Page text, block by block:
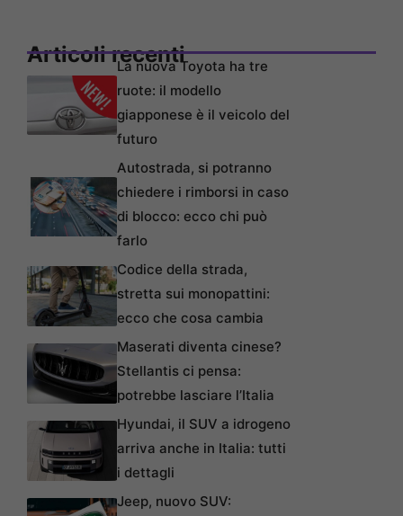
Articoli recentiLa nuova Toyota ha tre
ruote: il modello
giapponese è il veicolo del
futuro
Autostrada, si potranno
chiedere i rimborsi in caso
di blocco: ecco chi può
farlo
Codice della strada,
stretta sui monopattini:
ecco che cosa cambia
Maserati diventa cinese?
Stellantis ci pensa:
potrebbe lasciare l’Italia
Hyundai, il SUV a idrogeno
arriva anche in Italia: tutti
i dettagli
Jeep, nuovo SUV: